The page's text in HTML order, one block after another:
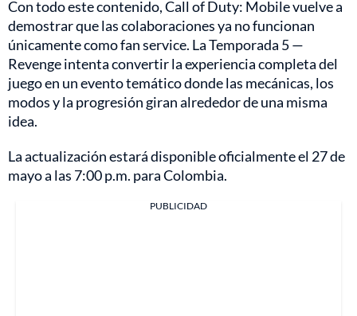
Con todo este contenido, Call of Duty: Mobile vuelve a
demostrar que las colaboraciones ya no funcionan
únicamente como fan service. La Temporada 5 —
Revenge intenta convertir la experiencia completa del
juego en un evento temático donde las mecánicas, los
modos y la progresión giran alrededor de una misma
idea.
La actualización estará disponible oficialmente el 27 de
mayo a las 7:00 p.m. para Colombia.
PUBLICIDAD